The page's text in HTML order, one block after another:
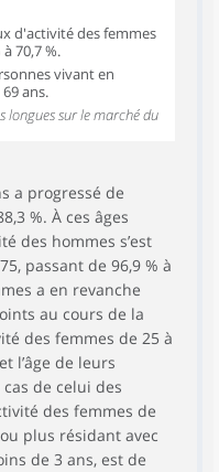
d'activité des femmes
70,7 %.
vivant en
ans.
longues sur le marché du
a progressé de
%. À ces âges
des hommes s’est
passant de 96,9 % à
a en revanche
au cours de la
des femmes de 25 à
l’âge de leurs
de celui des
des femmes de
plus résidant avec
de 3 ans, est de